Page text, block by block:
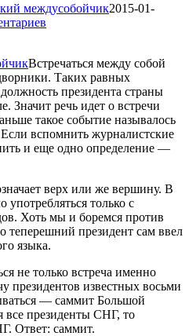
междусобойчик2015-01-
Встречаться между собой
Таких равных
президента страны
Значит речь идет о встречи
такое событие называлось
вспомнить журналистские
и еще одно определение —
верх или же вершину. В
употребляться только с
Хоть мы и боремся против
теперешний президент сам ввел
языка.
не только встреча именно
президентов известных восьми
— саммит Большой
все президенты СНГ, то
Ответ: саммит.